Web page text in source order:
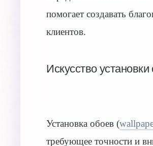
помогает создавать
клиентов.
Искусство
Установка обоев (
требующее точности и